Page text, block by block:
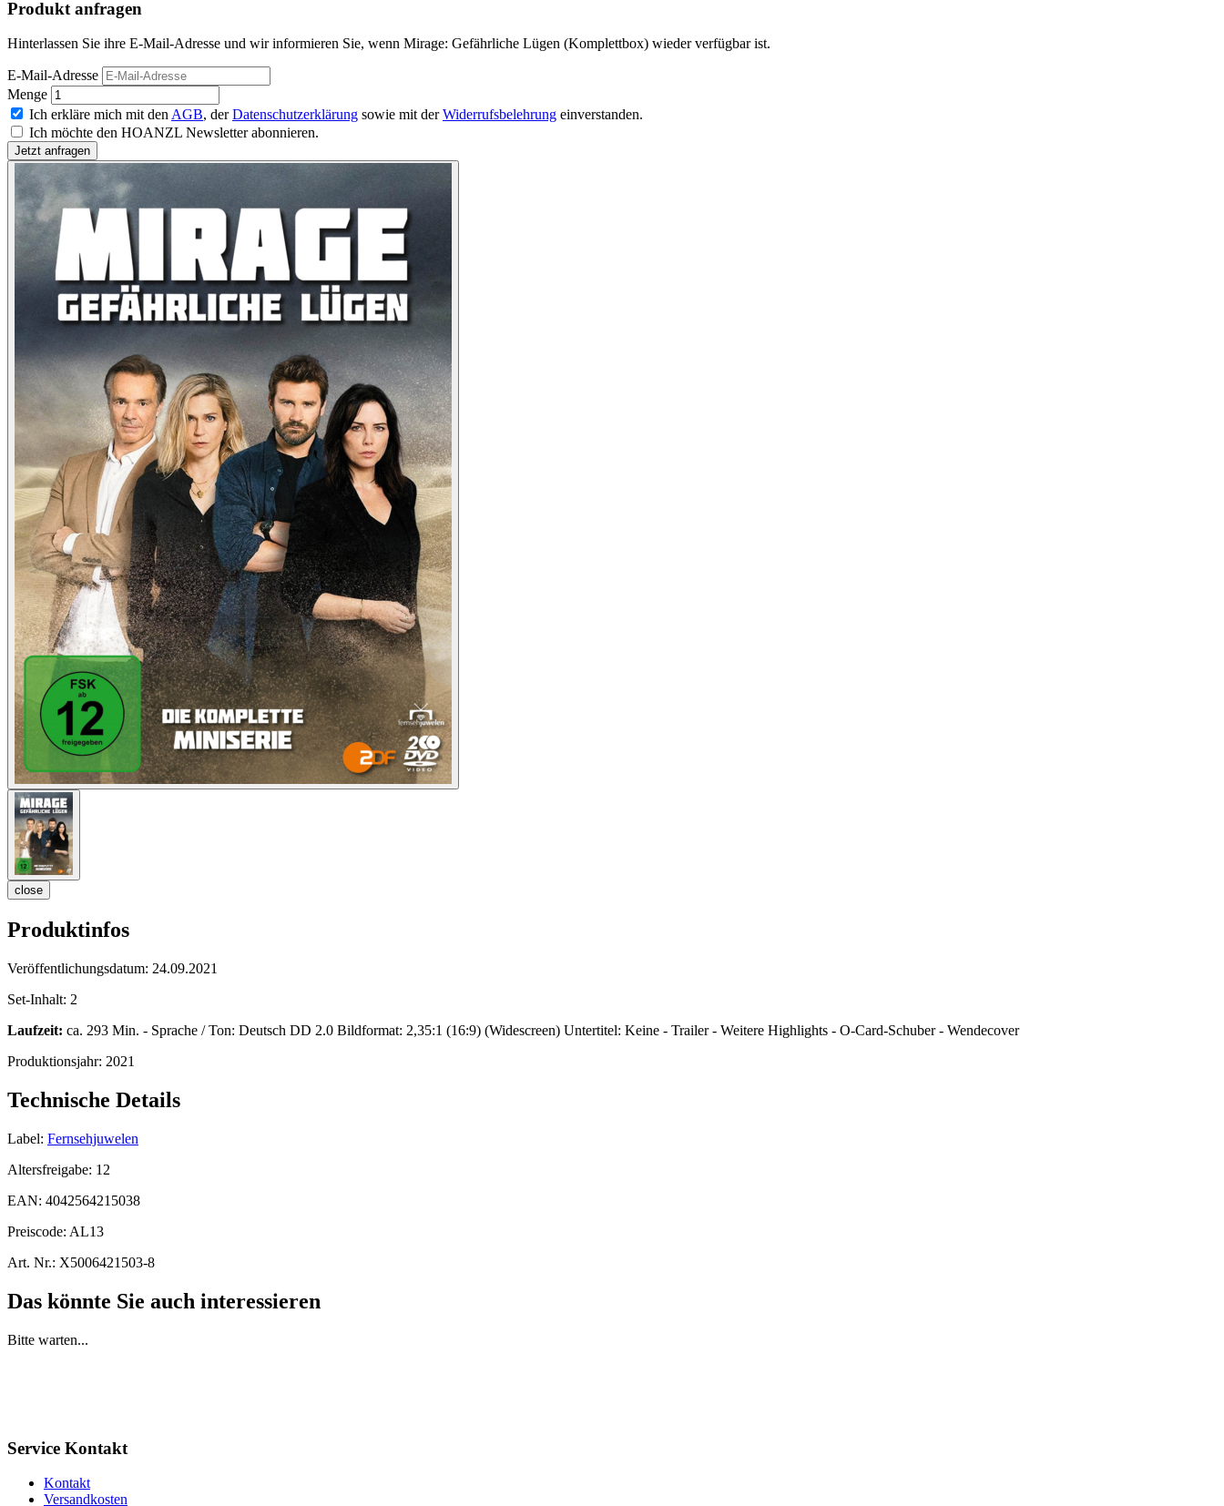
Produkt anfragen
Hinterlassen Sie ihre E-Mail-Adresse und wir informieren Sie, wenn Mirage: Gefährliche Lügen (Komplettbox) wieder verfügbar ist.
E-Mail-Adresse
Menge
Ich erkläre mich mit den AGB, derDatenschutzerklärung sowie mit derWiderrufsbelehrung einverstanden.
Ich möchte den HOANZL Newsletter abonnieren.
close
Produktinfos
Veröffentlichungsdatum: 24.09.2021
Set-Inhalt: 2
Laufzeit: ca. 293 Min. - Sprache / Ton: Deutsch DD 2.0 Bildformat: 2,35:1 (16:9) (Widescreen) Untertitel: Keine - Trailer - Weitere Highlights - O-Card-Schuber - Wendecover
Produktionsjahr: 2021
Technische Details
Label: Fernsehjuwelen
Altersfreigabe: 12
EAN: 4042564215038
Preiscode: AL13
Art. Nr.: X5006421503-8
Das könnte Sie auch interessieren
Bitte warten...
Service Kontakt
Kontakt
Versandkosten